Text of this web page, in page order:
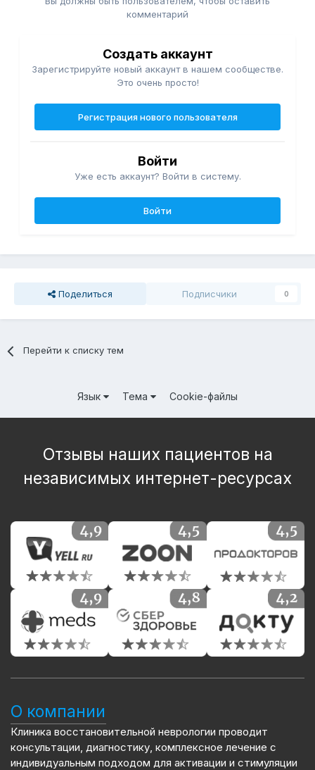
комментарий
Создать аккаунт
Зарегистрируйте новый аккаунт в нашем сообществе.
Это очень просто!
Регистрация нового пользователя
Войти
Уже есть аккаунт? Войти в систему.
Войти
Поделиться Подписчики 0
Перейти к списку тем
Язык Тема Cookie-файлы
Отзывы наших пациентов на
независимых интернет-ресурсах
О компании
Клиника восстановительной неврологии проводит
консультации, диагностику, комплексное лечение с
индивидуальным подходом для активации и стимуляции